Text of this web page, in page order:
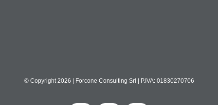
© Copyright2026 | Forcone Consulting Srl | P.IVA: 01830270706